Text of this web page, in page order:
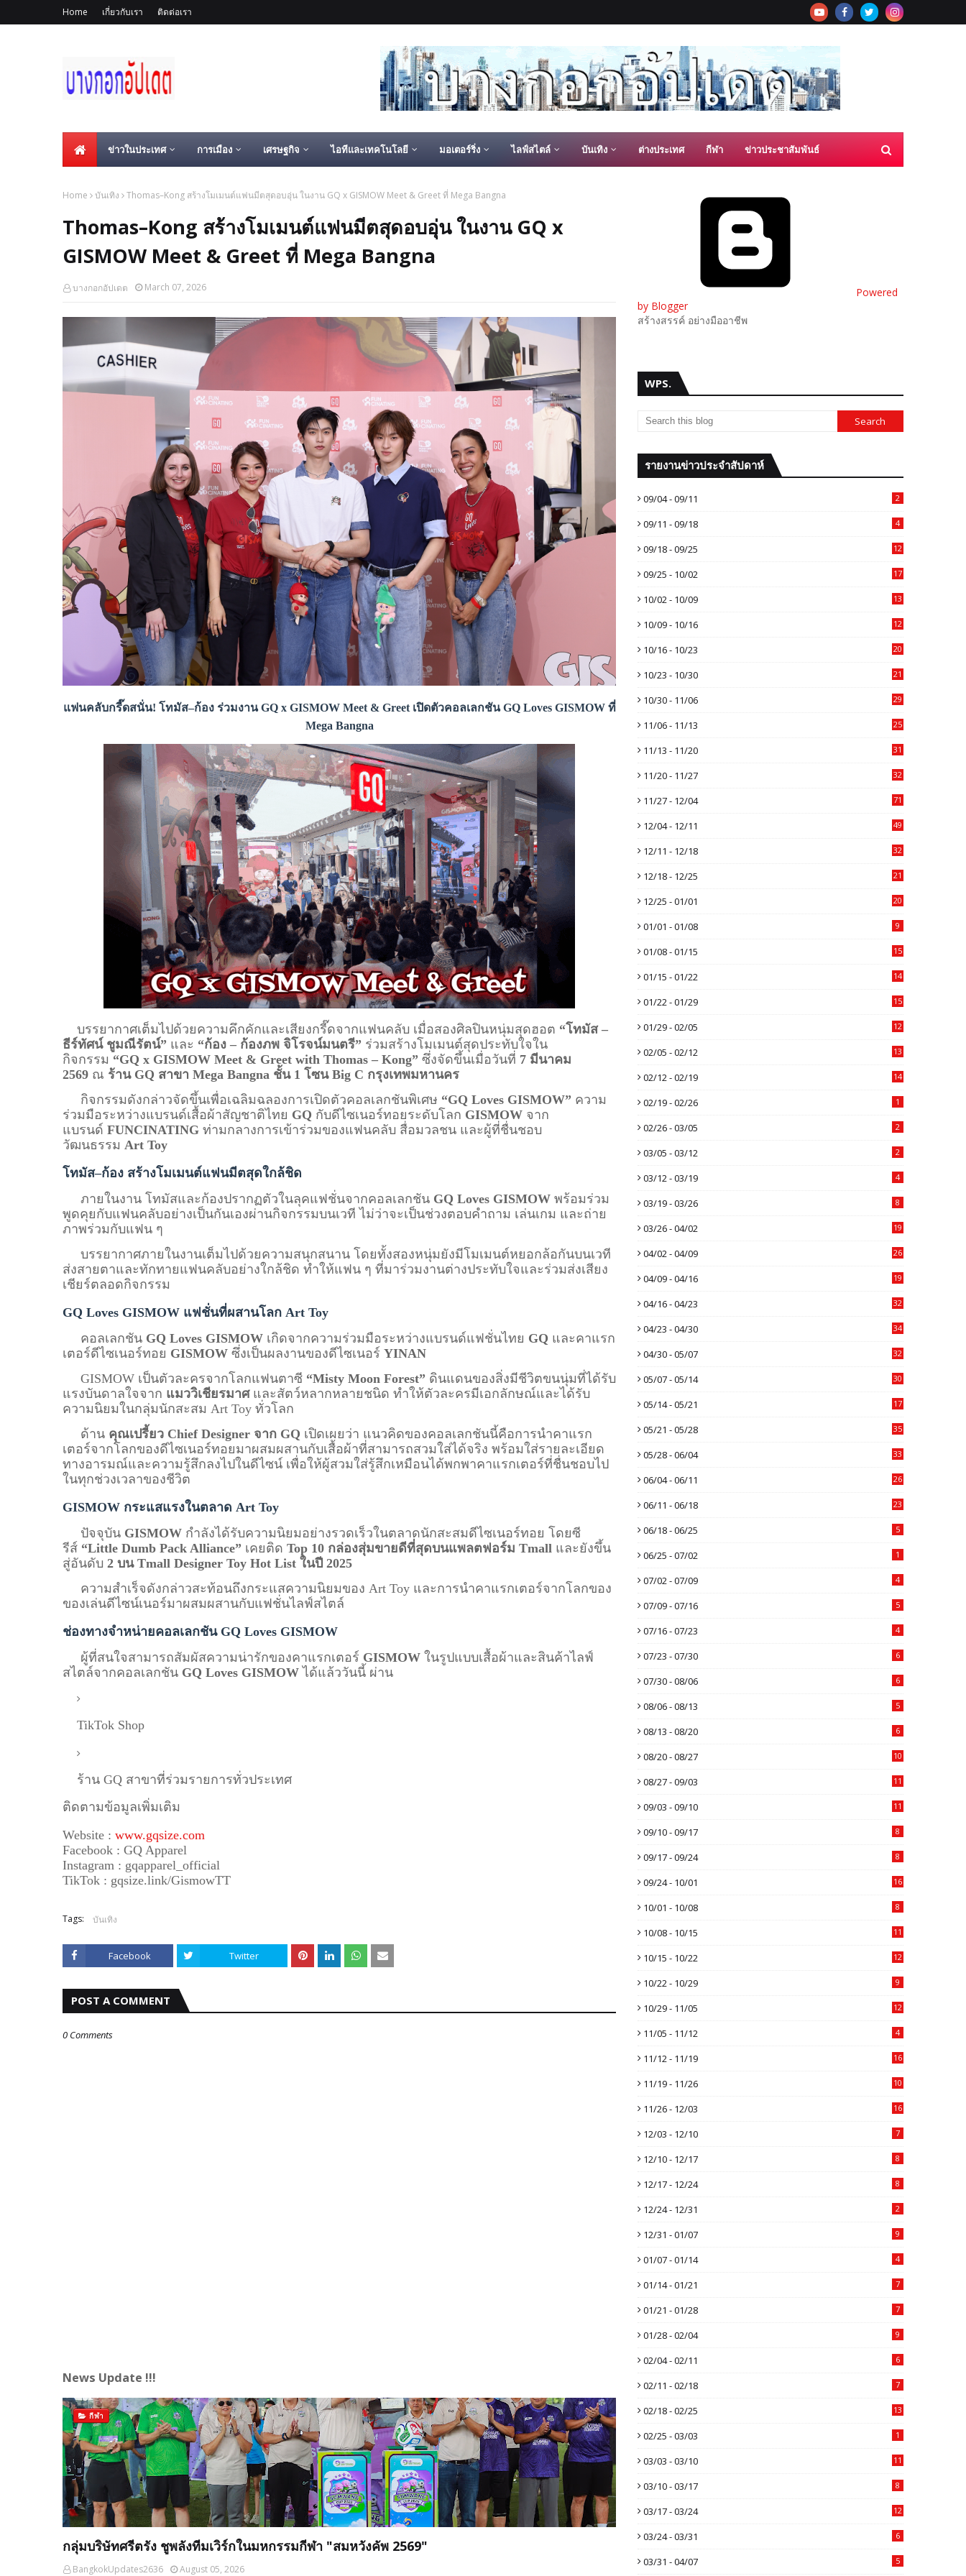
Home เกี่ยวกับเรา ติดต่อเรา
ข่าวในประเทศ การเมือง เศรษฐกิจ ไอทีและเทคโนโลยี มอเตอร์ริ่ง ไลฟ์สไตล์ บันเทิง ต่างประเทศ กีฬา ข่าวประชาสัมพันธ์
Home บันเทิง Thomas–Kong สร้างโมเมนต์แฟนมีตสุดอบอุ่น ในงาน GQ x GISMOW Meet & Greet ที่ Mega Bangna
Thomas–Kong สร้างโมเมนต์แฟนมีตสุดอบอุ่น ในงาน GQ x
GISMOW Meet & Greet ที่ Mega Bangna
บางกอกอัปเดต March 07, 2026
แฟนคลับกรี๊ดสนั่น! โทมัส–ก้อง ร่วมงาน GQ x GISMOW Meet & Greet เปิดตัวคอลเลกชัน GQ Loves GISMOW ที่
Mega Bangna
บรรยากาศเต็มไปด้วยความคึกคักและเสียงกรี๊ดจากแฟนคลับ เมื่อสองศิลปินหนุ่มสุดฮอต “โทมัส –
ธีร์ทัศน์ ชูมณีรัตน์” และ “ก้อง – ก้องภพ จิโรจน์มนตรี” ร่วมสร้างโมเมนต์สุดประทับใจใน
กิจกรรม “GQ x GISMOW Meet & Greet with Thomas – Kong” ซึ่งจัดขึ้นเมื่อวันที่ 7 มีนาคม
2569 ณ ร้าน GQ สาขา Mega Bangna ชั้น 1 โซน Big C กรุงเทพมหานคร
กิจกรรมดังกล่าวจัดขึ้นเพื่อเฉลิมฉลองการเปิดตัวคอลเลกชันพิเศษ “GQ Loves GISMOW” ความ
ร่วมมือระหว่างแบรนด์เสื้อผ้าสัญชาติไทย GQ กับดีไซเนอร์ทอยระดับโลก GISMOW จาก
แบรนด์ FUNCINATING ท่ามกลางการเข้าร่วมของแฟนคลับ สื่อมวลชน และผู้ที่ชื่นชอบ
วัฒนธรรม Art Toy
โทมัส–ก้อง สร้างโมเมนต์แฟนมีตสุดใกล้ชิด
ภายในงาน โทมัสและก้องปรากฏตัวในลุคแฟชั่นจากคอลเลกชัน GQ Loves GISMOW พร้อมร่วม
พูดคุยกับแฟนคลับอย่างเป็นกันเองผ่านกิจกรรมบนเวที ไม่ว่าจะเป็นช่วงตอบคำถาม เล่นเกม และถ่าย
ภาพร่วมกับแฟน ๆ
บรรยากาศภายในงานเต็มไปด้วยความสนุกสนาน โดยทั้งสองหนุ่มยังมีโมเมนต์หยอกล้อกันบนเวที
ส่งสายตาและทักทายแฟนคลับอย่างใกล้ชิด ทำให้แฟน ๆ ที่มาร่วมงานต่างประทับใจและร่วมส่งเสียง
เชียร์ตลอดกิจกรรม
GQ Loves GISMOW แฟชั่นที่ผสานโลก Art Toy
คอลเลกชัน GQ Loves GISMOW เกิดจากความร่วมมือระหว่างแบรนด์แฟชั่นไทย GQ และคาแรก
เตอร์ดีไซเนอร์ทอย GISMOW ซึ่งเป็นผลงานของดีไซเนอร์ YINAN
GISMOW เป็นตัวละครจากโลกแฟนตาซี “Misty Moon Forest” ดินแดนของสิ่งมีชีวิตขนนุ่มที่ได้รับ
แรงบันดาลใจจาก แมววิเชียรมาศและสัตว์หลากหลายชนิด ทำให้ตัวละครมีเอกลักษณ์และได้รับ
ความนิยมในกลุ่มนักสะสม Art Toy ทั่วโลก
ด้าน คุณเปรี้ยว Chief Designer จาก GQ เปิดเผยว่า แนวคิดของคอลเลกชันนี้คือการนำคาแรก
เตอร์จากโลกของดีไซเนอร์ทอยมาผสมผสานกับเสื้อผ้าที่สามารถสวมใส่ได้จริง พร้อมใส่รายละเอียด
ทางอารมณ์และความรู้สึกลงไปในดีไซน์ เพื่อให้ผู้สวมใส่รู้สึกเหมือนได้พกพาคาแรกเตอร์ที่ชื่นชอบไป
ในทุกช่วงเวลาของชีวิต
GISMOW กระแสแรงในตลาด Art Toy
ปัจจุบัน GISMOW กำลังได้รับความนิยมอย่างรวดเร็วในตลาดนักสะสมดีไซเนอร์ทอย โดยซี
รีส์ “Little Dumb Pack Alliance” เคยติด Top 10 กล่องสุ่มขายดีที่สุดบนแพลตฟอร์ม Tmall และยังขึ้น
สู่อันดับ 2 บน Tmall Designer Toy Hot List ในปี 2025
ความสำเร็จดังกล่าวสะท้อนถึงกระแสความนิยมของ Art Toy และการนำคาแรกเตอร์จากโลกของ
ของเล่นดีไซน์เนอร์มาผสมผสานกับแฟชั่นไลฟ์สไตล์
ช่องทางจำหน่ายคอลเลกชัน GQ Loves GISMOW
ผู้ที่สนใจสามารถสัมผัสความน่ารักของคาแรกเตอร์ GISMOW ในรูปแบบเสื้อผ้าและสินค้าไลฟ์
สไตล์จากคอลเลกชัน GQ Loves GISMOW ได้แล้ววันนี้ ผ่าน
TikTok Shop
ร้าน GQ สาขาที่ร่วมรายการทั่วประเทศ
ติดตามข้อมูลเพิ่มเติม
Website : www.gqsize.com
Facebook : GQ Apparel
Instagram : gqapparel_official
TikTok : gqsize.link/GismowTT
Tags: บันเทิง
Facebook Twitter
POST A COMMENT
0 Comments
News Update !!!
กีฬา
กลุ่มบริษัทศรีตรัง ชูพลังทีมเวิร์กในมหกรรมกีฬา "สมหวังคัพ 2569"
BangkokUpdates2636 August 05, 2026
Powered
by Blogger
สร้างสรรค์ อย่างมืออาชีพ
WPS.
รายงานข่าวประจำสัปดาห์
09/04 - 09/11 2
09/11 - 09/18 4
09/18 - 09/25 12
09/25 - 10/02 17
10/02 - 10/09 13
10/09 - 10/16 12
10/16 - 10/23 20
10/23 - 10/30 21
10/30 - 11/06 29
11/06 - 11/13 25
11/13 - 11/20 31
11/20 - 11/27 32
11/27 - 12/04 71
12/04 - 12/11 49
12/11 - 12/18 32
12/18 - 12/25 21
12/25 - 01/01 20
01/01 - 01/08 9
01/08 - 01/15 15
01/15 - 01/22 14
01/22 - 01/29 15
01/29 - 02/05 12
02/05 - 02/12 13
02/12 - 02/19 14
02/19 - 02/26 1
02/26 - 03/05 2
03/05 - 03/12 2
03/12 - 03/19 4
03/19 - 03/26 8
03/26 - 04/02 19
04/02 - 04/09 26
04/09 - 04/16 19
04/16 - 04/23 32
04/23 - 04/30 34
04/30 - 05/07 32
05/07 - 05/14 30
05/14 - 05/21 17
05/21 - 05/28 35
05/28 - 06/04 33
06/04 - 06/11 26
06/11 - 06/18 23
06/18 - 06/25 5
06/25 - 07/02 1
07/02 - 07/09 4
07/09 - 07/16 5
07/16 - 07/23 4
07/23 - 07/30 6
07/30 - 08/06 6
08/06 - 08/13 5
08/13 - 08/20 6
08/20 - 08/27 10
08/27 - 09/03 11
09/03 - 09/10 11
09/10 - 09/17 8
09/17 - 09/24 8
09/24 - 10/01 16
10/01 - 10/08 8
10/08 - 10/15 11
10/15 - 10/22 12
10/22 - 10/29 9
10/29 - 11/05 12
11/05 - 11/12 4
11/12 - 11/19 16
11/19 - 11/26 10
11/26 - 12/03 16
12/03 - 12/10 7
12/10 - 12/17 8
12/17 - 12/24 8
12/24 - 12/31 2
12/31 - 01/07 9
01/07 - 01/14 4
01/14 - 01/21 7
01/21 - 01/28 7
01/28 - 02/04 9
02/04 - 02/11 6
02/11 - 02/18 7
02/18 - 02/25 13
02/25 - 03/03 1
03/03 - 03/10 11
03/10 - 03/17 8
03/17 - 03/24 12
03/24 - 03/31 6
03/31 - 04/07 5